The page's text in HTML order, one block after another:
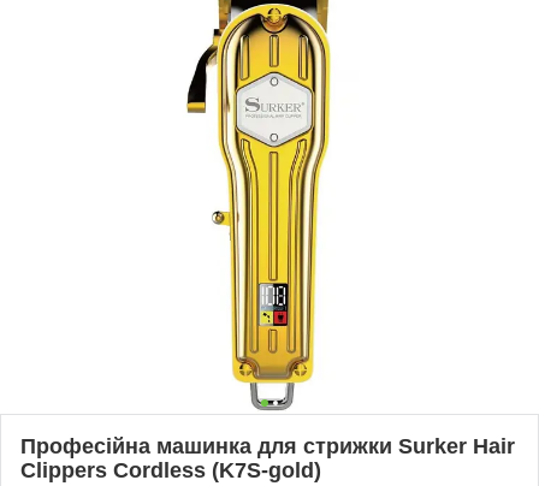
Професійна машинка для стрижки Surker Hair
Clippers Cordless (K7S-gold)